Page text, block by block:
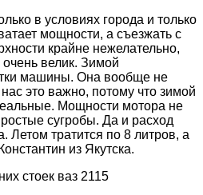
в условиях города и только
мощности, а съезжать с
крайне нежелательно,
очень велик. Зимой
машины. Она вообще не
это важно, потому что зимой
Мощности мотора не
сугробы. Да и расход
Летом тратится по 8 литров, а
из Якутска.
стоек ваз 2115